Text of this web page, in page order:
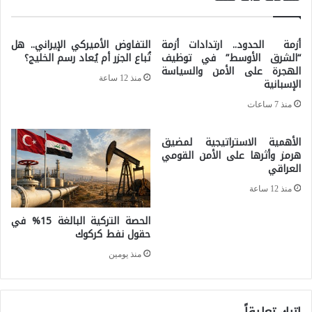
ع
دً
خ
و
ب
ت
ا
ل
أ
م
ا
ت
.
أزمة الحدود.. ارتدادات أزمة
“الشرق الأوسط” في توظيف
الهجرة على الأمن والسياسة
الإسبانية
منذ 7 ساعات
التفاوض الأميركي الإيراني.. هل
تُباع الجزر أم يُعاد رسم الخليج؟
منذ 12 ساعة
الأهمية الاستراتيجية لمضيق
هرمز وأثرها على الأمن القومي
العراقي
منذ 12 ساعة
الحصة التركية البالغة 15% في
حقول نفط كركوك
منذ يومين